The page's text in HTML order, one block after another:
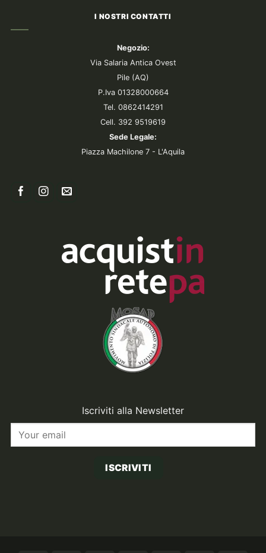
I NOSTRI CONTATTI
Negozio:
Via Salaria Antica Ovest
Pile (AQ)
P.Iva 01328000664
Tel. 0862414291
Cell. 392 9519619
Sede Legale:
Piazza Machilone 7 - L'Aquila
Iscriviti alla Newsletter
ISCRIVITI